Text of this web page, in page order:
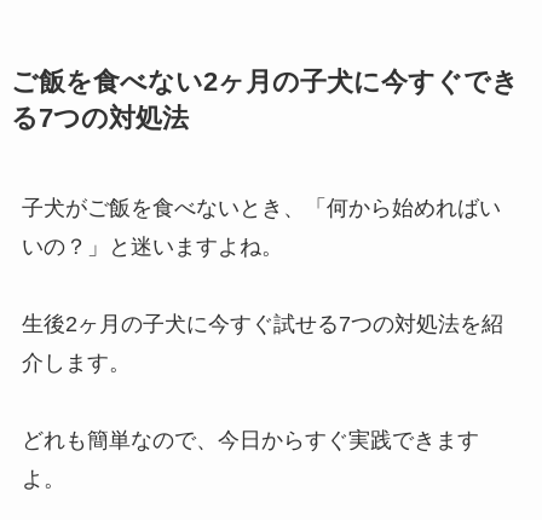
ご飯を食べない2ヶ月の子犬に今すぐでき
る7つの対処法
子犬がご飯を食べないとき、「何から始めればい
いの？」と迷いますよね。
生後2ヶ月の子犬に今すぐ試せる7つの対処法を紹
介します。
どれも簡単なので、今日からすぐ実践できます
よ。